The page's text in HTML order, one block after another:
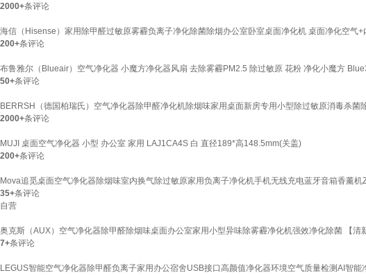
2000+条评论
海信（Hisense）家用除甲醛过敏原雾霾负离子净化除菌除烟办公室卧室桌面净化机 桌面净化空气+
200+条评论
布鲁雅尔（Blueair）空气净化器 小魔方净化器风扇 去除雾霾PM2.5 除过敏原 花粉 净化小魔方
50+条评论
BERRSH（德国柏瑞氏）空气净化器除甲醛净化机除烟味家用桌面新房专用小型除过敏原消毒杀
2000+条评论
MUJI 桌面空气净化器 小型 办公室 家用 LAJ1CA4S 白 直径189*高148.5mm(关盖)
200+条评论
Mova追觅桌面空气净化器除烟味室内换气除过敏原家用负离子净化机手机无线充电蓝牙音箱香薰机
35+条评论
自营
奥克斯（AUX）空气净化器除甲醛除烟味桌面办公室家用小型异味除雾霾净化机强效净化除菌 【清
7+条评论
LEGUS智能空气净化器除甲醛负离子家用办公宿舍USB接口高颜值净化器环境空气质量检测AI智